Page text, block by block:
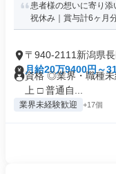
患者様の想いに寄り
祝休み｜賞与計6ヶ月
〒940-2111新潟県
月給20万9400円～
資格 ◎業界・職種
上 □ 普通自...
業界未経験歓迎 +17個